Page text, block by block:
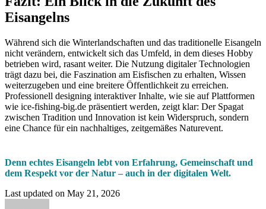
Eisangelns
Während sich die Winterlandschaften und das traditionelle Eisangeln
nicht verändern, entwickelt sich das Umfeld, in dem dieses Hobby
betrieben wird, rasant weiter. Die Nutzung digitaler Technologien
trägt dazu bei, die Faszination am Eisfischen zu erhalten, Wissen
weiterzugeben und eine breitere Öffentlichkeit zu erreichen.
Professionell designing interaktiver Inhalte, wie sie auf Plattformen
wie ice-fishing-big.de präsentiert werden, zeigt klar: Der Spagat
zwischen Tradition und Innovation ist kein Widerspruch, sondern
eine Chance für ein nachhaltiges, zeitgemäßes Naturevent.
Denn echtes Eisangeln lebt von Erfahrung, Gemeinschaft und
dem Respekt vor der Natur – auch in der digitalen Welt.
Last updated on May 21, 2026